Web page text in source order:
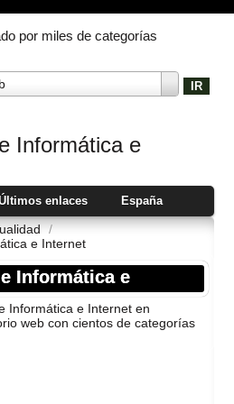
por miles de categorías
Informática e
enlaces España
/
e Internet
Informática e
Informática e Internet en
web con cientos de categorí­as